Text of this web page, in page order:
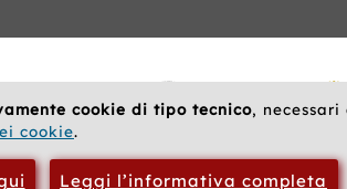
cookie di tipo tecnico,
cookie.
Leggi l’informativa completa